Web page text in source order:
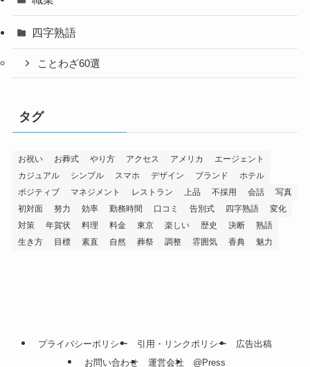
四字熟語
ことわざ60選
タグ
お祝い お葬式 やり方 アクセス アメリカ
エージェント
カジュアル
シンプル スマホ デザイン ブランド
ホテル
ポジティブ
マネジメント レストラン 上品 不採用 会話
写真
初対面
努力 効率 勤務時間 口コミ 告別式 四字熟語
変化
対策
年賀状 料理 料金 東京 楽しい 歴史 決断
熟語
生き方
目標 素直 自然 葬祭 調整 雰囲気 香典 魅力
プライバシーポリシー 引用・リンクポリシー
広告出稿
お問い合わせ
運営会社 @Press